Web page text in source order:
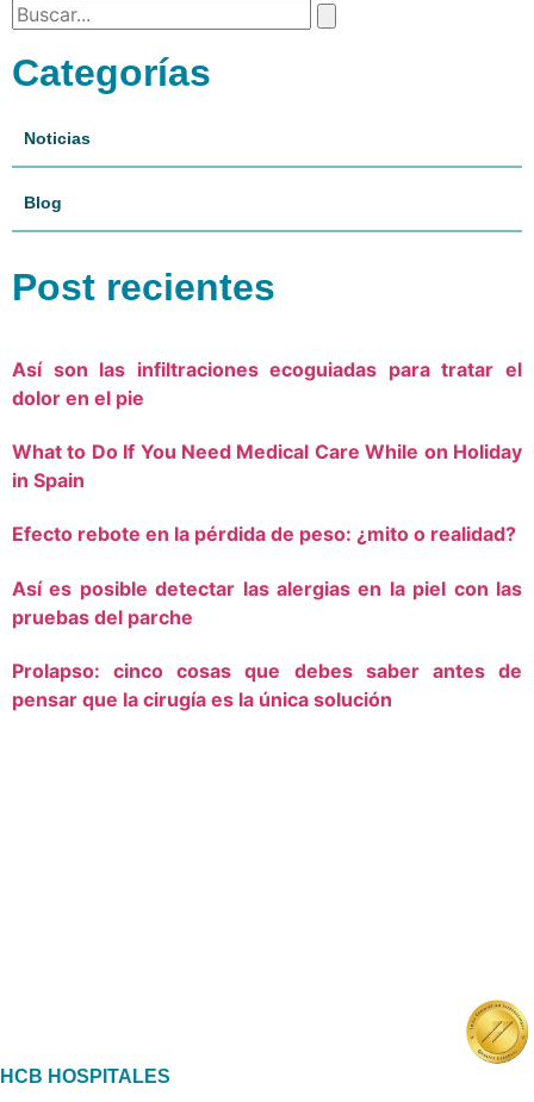
Categorías
Noticias
Blog
Post recientes
Así son las infiltraciones ecoguiadas para tratar el
dolor en el pie
What to Do If You Need Medical Care While on Holiday
in Spain
Efecto rebote en la pérdida de peso: ¿mito o realidad?
Así es posible detectar las alergias en la piel con las
pruebas del parche
Prolapso: cinco cosas que debes saber antes de
pensar que la cirugía es la única solución
HCB HOSPITALES